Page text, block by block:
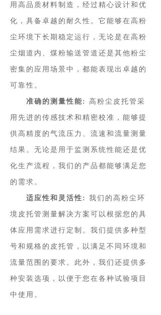
用高品质材料制造，经过精心设计和优
化，具备卓越的耐久性。它能够在高粉
尘环境下长期稳定运行，无论是在高粉
尘烟道内、煤粉输送管道还是其他粉尘
密集的应用场景中，都能表现出卓越的
可靠性。
准确的测量性能: 高粉尘皮托管采
用先进的传感技术和精密校准，能够提
供高精度的气流压力、流速和流量测量
结果。无论是用于监测系统性能还是优
化生产流程，我们的产品都能够满足您
的需求。
适应性和灵活性: 我们的高粉尘环
境皮托管测量解决方案可以根据您的具
体应用需求进行定制。我们提供多种型
号和规格的皮托管，以满足不同环境和
流量范围的要求。此外，我们还提供多
种安装选项，以便于您在各种试验项目
中使用。